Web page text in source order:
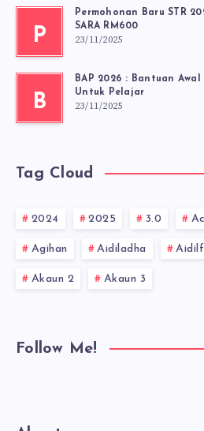
P
Permohonan Baru STR
SARA RM600
23/11/2025
B
BAP 2026 : Bantuan Awal
Untuk Pelajar
23/11/2025
Tag Cloud
2024 2025 3.0
Agihan Aidiladha
Akaun 2 Akaun 3
Follow Me!